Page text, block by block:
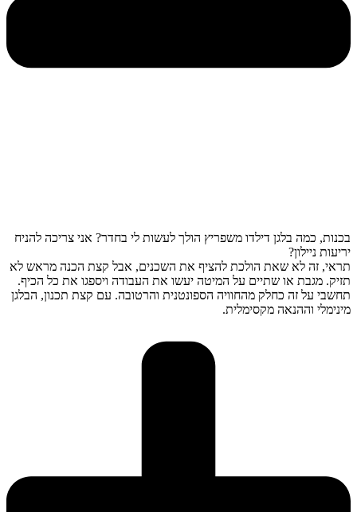
בכנות, כמה בלגן דילדו משפריץ הולך לעשות לי בחדר? אני צריכה להניח
יריעות ניילון?
תראי, זה לא שאת הולכת להציף את השכנים, אבל קצת הכנה מראש לא
תזיק. מגבת או שתיים על המיטה יעשו את העבודה ויספגו את כל הכיף.
תחשבי על זה כחלק מהחוויה הספונטנית והרטובה. עם קצת תכנון, הבלגן
מינימלי וההנאה מקסימלית.